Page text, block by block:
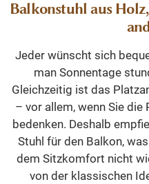
Balkonstuhl aus
Jeder wünscht sich
man Sonnentage
Gleichzeitig ist das
– vor allem, wenn Sie
bedenken. Deshalb
Stuhl für den Balkon,
dem Sitzkomfort nicht
von der klassischen